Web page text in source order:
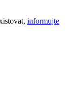
informujte